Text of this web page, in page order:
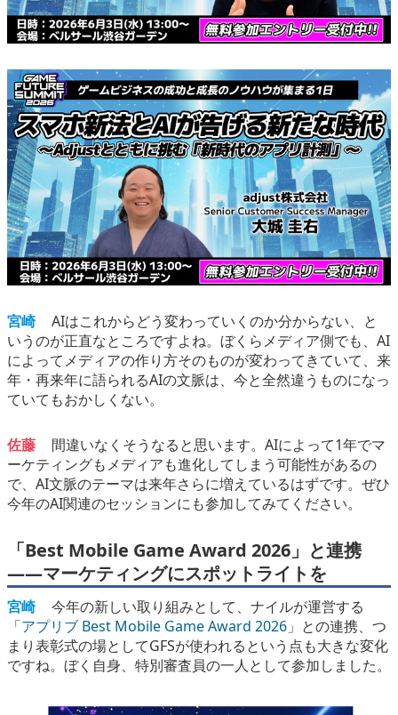
宮崎
AIはこれからどう変わっていくのか分からない、と
いうのが正直なところですよね。ぼくらメディア側でも、AI
によってメディアの作り方そのものが変わってきていて、来
年・再来年に語られるAIの文脈は、今と全然違うものになっ
ていてもおかしくない。
佐藤
間違いなくそうなると思います。AIによって1年でマ
ーケティングもメディアも進化してしまう可能性があるの
で、AI文脈のテーマは来年さらに増えているはずです。ぜひ
今年のAI関連のセッションにも参加してみてください。
「Best Mobile Game Award 2026」と連携
――マーケティングにスポットライトを
宮崎
今年の新しい取り組みとして、ナイルが運営する
「アプリブ Best Mobile Game Award 2026 」との連携、つ
まり表彰式の場としてGFSが使われるという点も大きな変化
ですね。ぼく自身、特別審査員の一人として参加しました。